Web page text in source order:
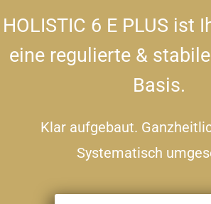
HOLISTIC 6 E PLUS ist
eine regulierte &
Basis.
Klar aufgebaut.
Systematisch